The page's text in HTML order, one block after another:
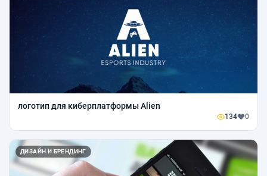
логотип для киберплатформы Alien
134 0
ДИЗАЙН И БРЕНДИНГ